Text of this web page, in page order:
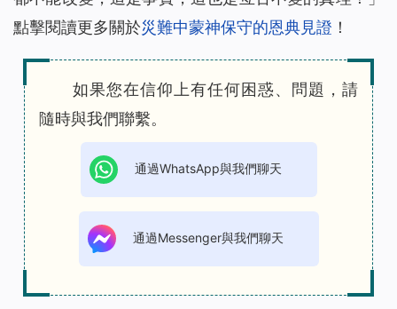
點擊閱讀更多關於災難中蒙神保守的恩典見證 ！
如果您在信仰上有任何困惑、問題，請
隨時與我們聯繫。
通過WhatsApp與我們聊天
通過Messenger與我們聊天